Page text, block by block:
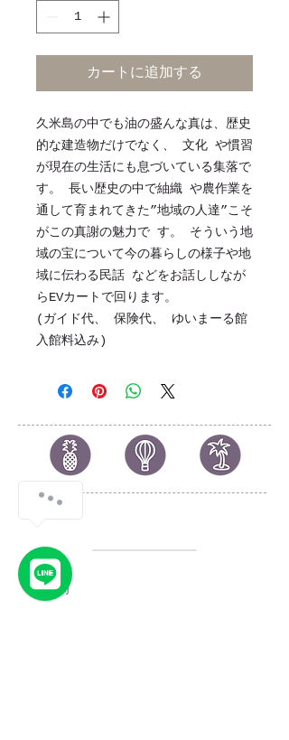
カートに追加する
久米島の中でも油の盛んな真は、歴史
的な建造物だけでなく、 文化 や慣習
が現在の生活にも息づいている集落で
す。 長い歴史の中で紬織 や農作業を
通して育まれてきた”地域の人達”こそ
がこの真謝の魅力で す。 そういう地
域の宝について今の暮らしの様子や地
域に伝わる民話 などをお話ししなが
らEVカートで回ります。
(ガイド代、 保険代、 ゆいまーる館
入館料込み)